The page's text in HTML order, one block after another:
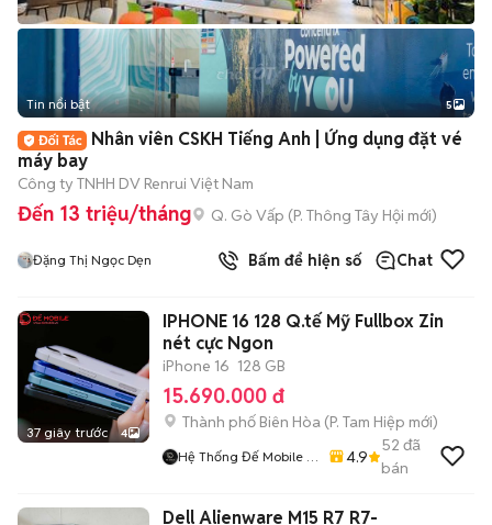
Tin nổi bật 5
Nhân viên CSKH Tiếng Anh | Ứng dụng đặt vé
máy bay
Công ty TNHH DV Renrui Việt Nam
Đến 13 triệu/tháng Q. Gò Vấp (P. Thông Tây Hội mới)
Đặng Thị Ngọc Dẹn Bấm để hiện số Chat
37 giây trước 4
IPHONE 16 128 Q.tế Mỹ Fullbox Zin
nét cực Ngon
iPhone 16 128 GB
15.690.000 đ
Thành phố Biên Hòa (P. Tam Hiệp mới)
Hệ Thống Đế Mobile -
4.9
52 đã
bán
Dell Alienware M15 R7 R7-